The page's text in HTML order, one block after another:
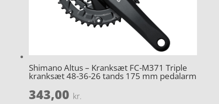
Shimano Altus – Kranksæt FC-M371 Triple
kranksæt 48-36-26 tands 175 mm pedalarm
343,00 kr.